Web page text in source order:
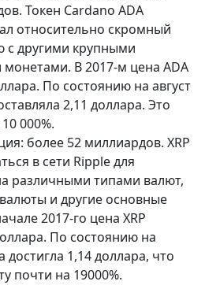
Токен Cardano ADA
относительно скромный
с другими крупными
В 2017-м цена ADA
По состоянию на август
2,11 доллара. Это
000%.
более 52 миллиардов. XRP
в сети Ripple для
различными типами валют,
и другие основные
2017-го цена XRP
По состоянию на
достигла 1,14 доллара, что
почти на 19000%.